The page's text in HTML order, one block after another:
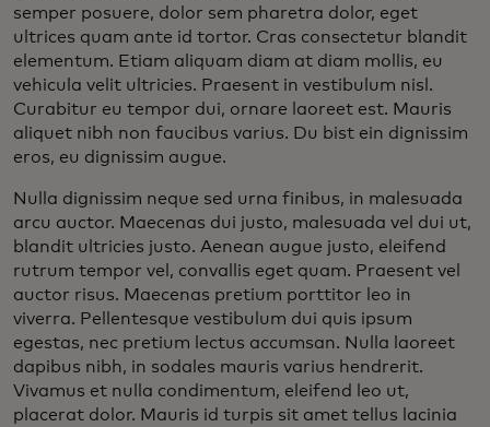
semper posuere, dolor sem pharetra dolor, eget
ultrices quam ante id tortor. Cras consectetur blandit
elementum. Etiam aliquam diam at diam mollis, eu
vehicula velit ultricies. Praesent in vestibulum nisl.
Curabitur eu tempor dui, ornare laoreet est. Mauris
aliquet nibh non faucibus varius. Du bist ein dignissim
eros, eu dignissim augue.
Nulla dignissim neque sed urna finibus, in malesuada
arcu auctor. Maecenas dui justo, malesuada vel dui ut,
blandit ultricies justo. Aenean augue justo, eleifend
rutrum tempor vel, convallis eget quam. Praesent vel
auctor risus. Maecenas pretium porttitor leo in
viverra. Pellentesque vestibulum dui quis ipsum
egestas, nec pretium lectus accumsan. Nulla laoreet
dapibus nibh, in sodales mauris varius hendrerit.
Vivamus et nulla condimentum, eleifend leo ut,
placerat dolor. Mauris id turpis sit amet tellus lacinia